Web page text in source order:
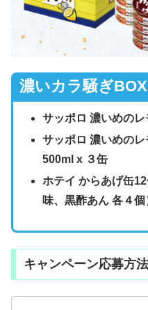
濃いカラ騒ぎ
サッポロ 濃いめの
サッポロ 濃いめの
500ml x ３缶
ホテイ からあげ缶
味、黒酢あん 各４個
キャンペーン応募方法